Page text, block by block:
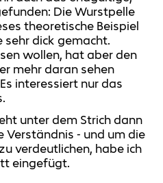
Die Wurstpelle
theoretische Beispiel
sehr dick gemacht.
wollen, hat aber den
mehr daran sehen
interessiert nur das
unter dem Strich dann
Verständnis - und um die
verdeutlichen, habe ich
eingefügt.